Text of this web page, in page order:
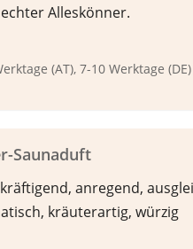
Alleskönner.
(AT), 7-10 Werktage (DE)
Saunaduft
kräftigend, anregend,
kräuterartig, würzig